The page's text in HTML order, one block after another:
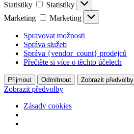
Statistiky
Statistiky
Marketing
Marketing
Spravovat možnosti
Správa služeb
Správa {vendor_count} prodejců
Přečtěte si více o těchto účelech
Přijmout Odmítnout Zobrazit předvolby
Zobrazit předvolby
Zásady cookies